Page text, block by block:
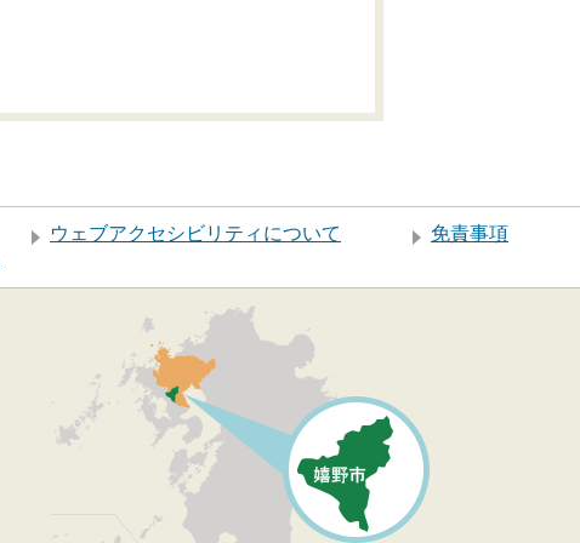
ウェブアクセシビリティについて
免責事項